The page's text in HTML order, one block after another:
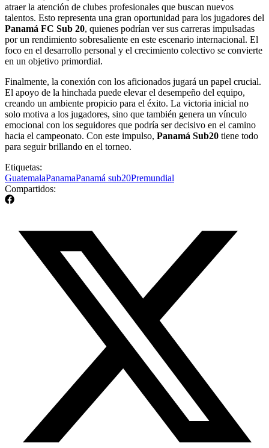
atraer la atención de clubes profesionales que buscan nuevos
talentos. Esto representa una gran oportunidad para los jugadores del
Panamá FC Sub 20, quienes podrían ver sus carreras impulsadas
por un rendimiento sobresaliente en este escenario internacional. El
foco en el desarrollo personal y el crecimiento colectivo se convierte
en un objetivo primordial.
Finalmente, la conexión con los aficionados jugará un papel crucial.
El apoyo de la hinchada puede elevar el desempeño del equipo,
creando un ambiente propicio para el éxito. La victoria inicial no
solo motiva a los jugadores, sino que también genera un vínculo
emocional con los seguidores que podría ser decisivo en el camino
hacia el campeonato. Con este impulso, Panamá Sub20 tiene todo
para seguir brillando en el torneo.
Etiquetas:
GuatemalaPanamaPanamá sub20Premundial
Compartidos: